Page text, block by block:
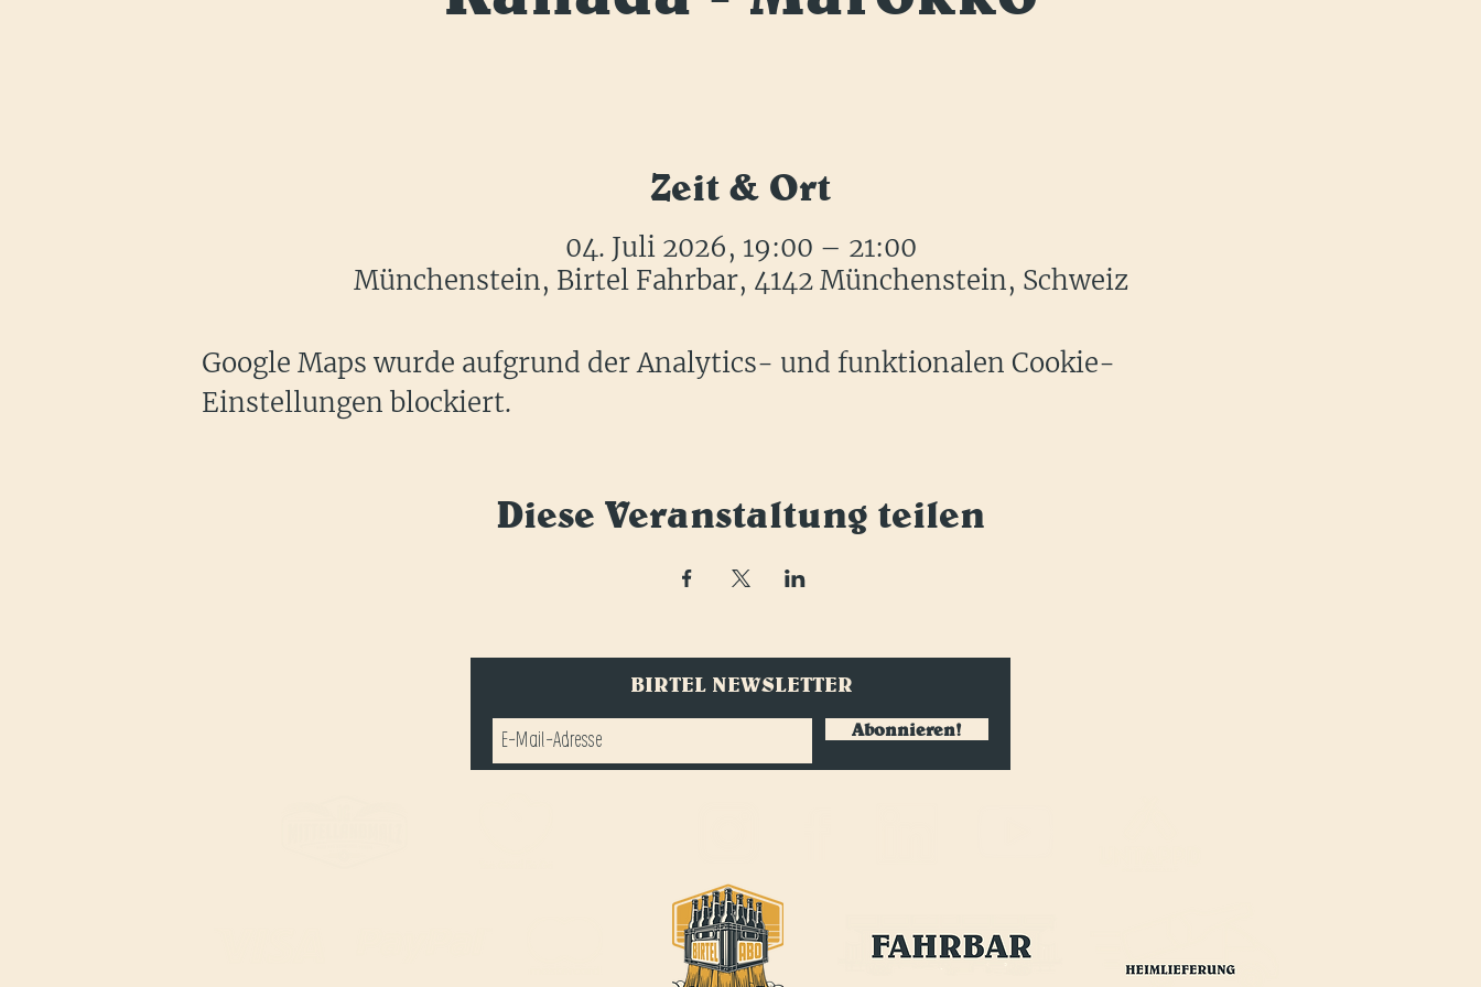
Zeit & Ort
04. Juli 2026, 19:00 – 21:00
Münchenstein, Birtel Fahrbar, 4142 Münchenstein, Schweiz
Google Maps wurde aufgrund der Analytics- und funktionalen Cookie-
Einstellungen blockiert.
Diese Veranstaltung teilen
BIRTEL NEWSLETTER
Abonnieren!